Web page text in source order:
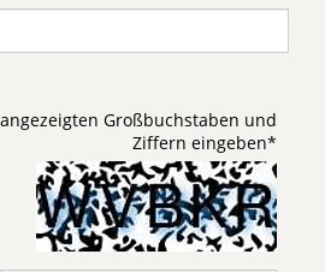
Großbuchstaben und
Ziffern eingeben*